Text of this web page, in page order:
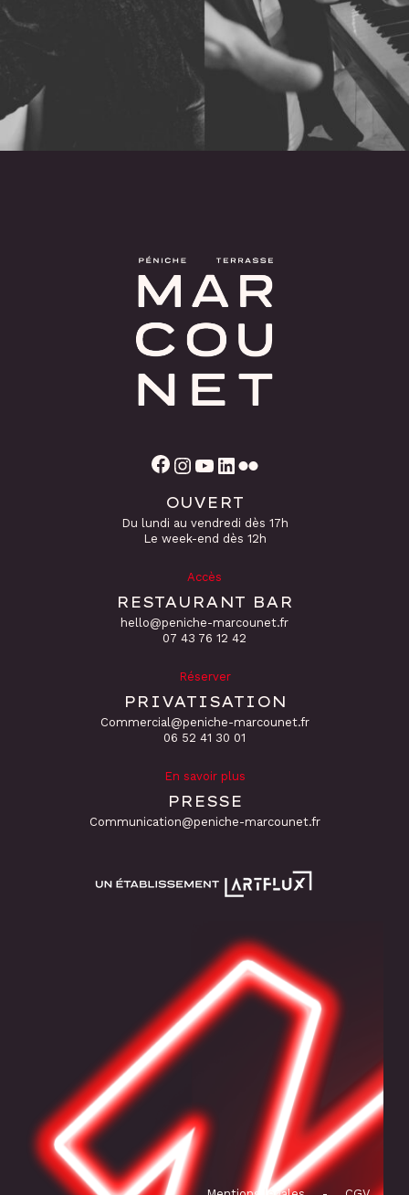
Facebook Instagram YouTube
OUVERT
Du lundi au vendredi dès 17h
Le week-end dès 12h
Accès
RESTAURANT BAR
hello@peniche-marcounet.fr
‭07 43 76 12 42
Réserver
PRIVATISATION
Commercial@peniche-marcounet.fr
06 52 41 30 01
En savoir plus
PRESSE
Communication@peniche-marcounet.fr